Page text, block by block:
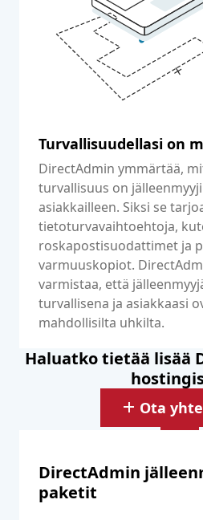
Turvallisuudellasi on
DirectAdmin ymmärtää,
turvallisuus on
asiakkailleen. Siksi se
tietoturvavaihtoehtoja,
roskapostisuodattimet ja
varmuuskopiot.
varmistaa, että
turvallisena ja asiakkaasi
mahdollisilta uhkilta.
Haluatko tietää lisää
Ota
DirectAdmin
paketit